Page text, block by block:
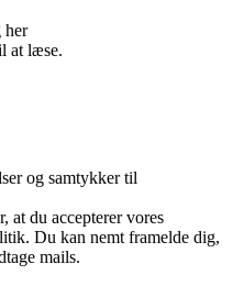
her
at læse.
og samtykker til
at du accepterer vores
Du kan nemt framelde dig,
mails.